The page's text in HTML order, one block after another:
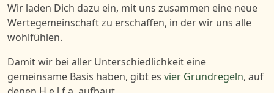
Wir laden Dich dazu ein, mit uns zusammen eine neue
Wertegemeinschaft zu erschaffen, in der wir uns alle
wohlfühlen.
Damit wir bei aller Unterschiedlichkeit eine
gemeinsame Basis haben, gibt es vier Grundregeln, auf